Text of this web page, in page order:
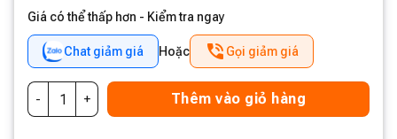
Giá có thể thấp hơn - Kiểm tra ngay
Chat giảm giá Hoặc Gọi giảm giá
Thêm vào giỏ hàng